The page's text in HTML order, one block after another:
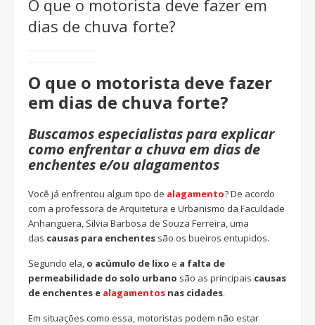
O que o motorista deve fazer em
dias de chuva forte?
O que o motorista deve fazer
em dias de chuva forte?
Buscamos especialistas para explicar
como enfrentar a chuva em dias de
enchentes e/ou alagamentos
Você já enfrentou algum tipo de alagamento? De acordo
com a professora de Arquitetura e Urbanismo da Faculdade
Anhanguera, Silvia Barbosa de Souza Ferreira, uma
das causas para enchentes são os bueiros entupidos.
Segundo ela, o acúmulo de lixo e a falta de
permeabilidade do solo urbano são as principais causas
de enchentes e alagamentos nas cidades.
Em situações como essa, motoristas podem não estar